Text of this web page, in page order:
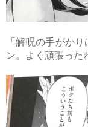
「解呪の手がか
ン。よく頑張った